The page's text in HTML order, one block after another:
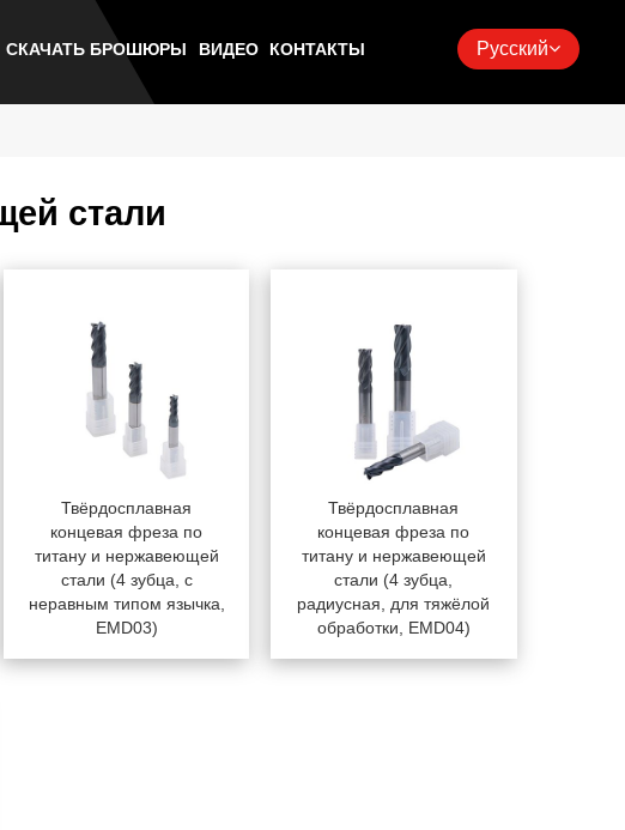
Русский
СКАЧАТЬ БРОШЮРЫ ВИДЕО КОНТАКТЫ
стали
Твёрдосплавная
концевая фреза по
титану и нержавеющей
стали (4 зубца, с
неравным типом язычка,
EMD03)
Твёрдосплавная
концевая фреза по
титану и нержавеющей
стали (4 зубца,
радиусная, для тяжёлой
обработки, EMD04)